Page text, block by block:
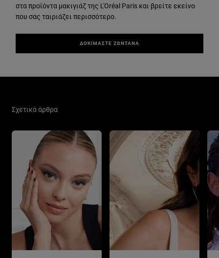
στα προϊόντα μακιγιάζ της L'Oréal Paris και βρείτε εκείνο
που σας ταιριάζει περισσότερο.
ΔΟΚΙΜΑΣΤΕ ΖΩΝΤΑΝΑ
Σχετικά άρθρα